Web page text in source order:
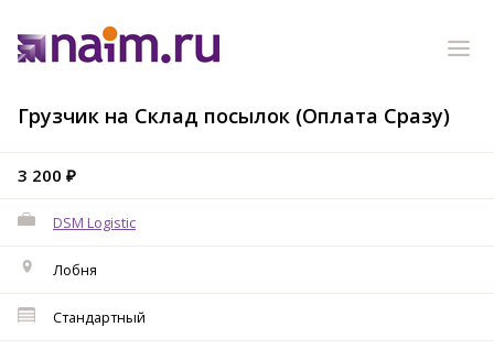
Грузчик на Склад посылок (Оплата Сразу)
3 200 ₽
DSM Logistic
Лобня
Стандартный